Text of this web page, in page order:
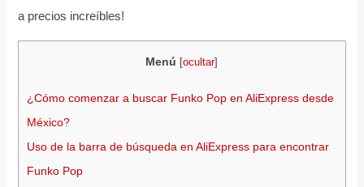
a precios increíbles!
Menú [ocultar]
¿Cómo comenzar a buscar Funko Pop en AliExpress desde
México?
Uso de la barra de búsqueda en AliExpress para encontrar
Funko Pop